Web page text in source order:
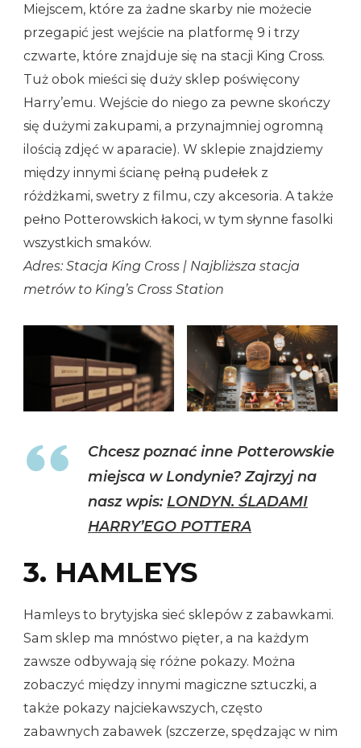
Miejscem, które za żadne skarby nie możecie
przegapić jest wejście na platformę 9 i trzy
czwarte, które znajduje się na stacji King Cross.
Tuż obok mieści się duży sklep poświęcony
Harry’emu. Wejście do niego za pewne skończy
się dużymi zakupami, a przynajmniej ogromną
ilością zdjęć w aparacie). W sklepie znajdziemy
między innymi ścianę pełną pudełek z
różdżkami, swetry z filmu, czy akcesoria. A także
pełno Potterowskich łakoci, w tym słynne fasolki
wszystkich smaków.
Adres: Stacja King Cross | Najbliższa stacja
metrów to King’s Cross Station
Chcesz poznać inne Potterowskie
miejsca w Londynie? Zajrzyj na
nasz wpis: LONDYN. ŚLADAMI
HARRY’EGO POTTERA
3. HAMLEYS
Hamleys to brytyjska sieć sklepów z zabawkami.
Sam sklep ma mnóstwo pięter, a na każdym
zawsze odbywają się różne pokazy. Można
zobaczyć między innymi magiczne sztuczki, a
także pokazy najciekawszych, często
zabawnych zabawek (szczerze, spędzając w nim